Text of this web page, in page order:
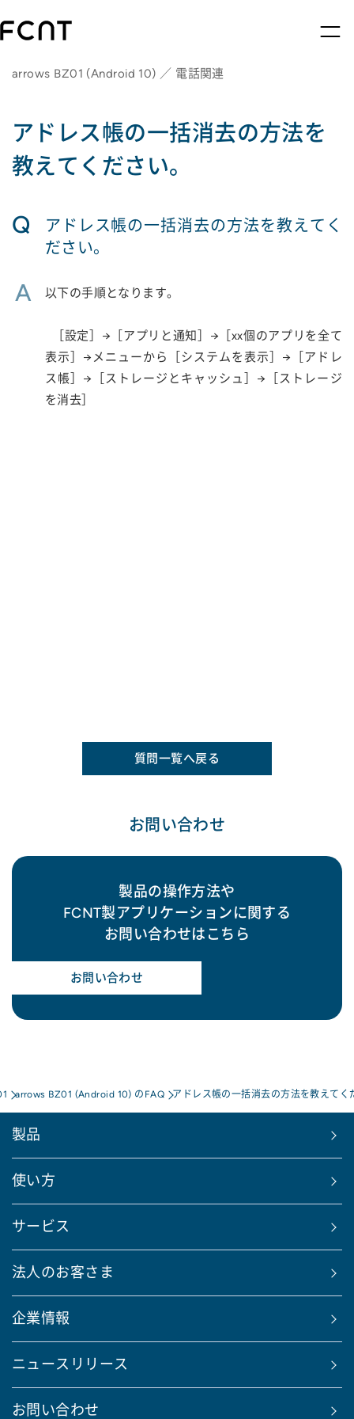
arrows BZ01 (Android 10) ／ 電話関連
アドレス帳の一括消去の方法を
教えてください。
Q
アドレス帳の一括消去の方法を教えてく
ださい。
A 以下の手順となります。
［設定］→［アプリと通知］→［xx個のアプリを全て
表示］→メニューから［システムを表示］→［アドレ
ス帳］→［ストレージとキャッシュ］→［ストレージ
を消去］
質問一覧へ戻る
お問い合わせ
製品の操作方法や
FCNT製アプリケーションに関する
お問い合わせはこちら
お問い合わせ
arrows BZ01 (Android 10) のFAQ アドレス帳の一括消去の方法を教えてく
製品
使い方
サービス
法人のお客さま
企業情報
ニュースリリース
お問い合わせ